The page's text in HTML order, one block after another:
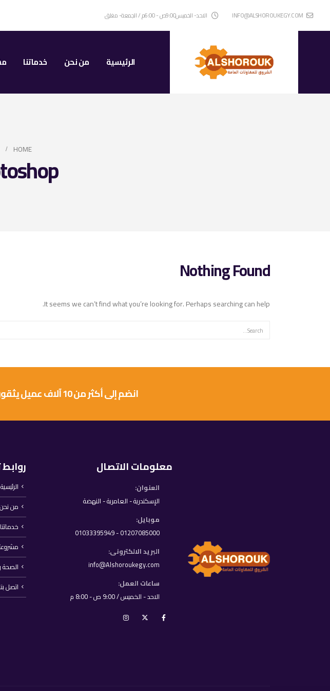
INFO@ALSHOROUKEGY.COM الاحد- الخميس9:00ص - 6:00م / الجمعة- مغلق
الرئيسية من نحن خدماتنا
HOME
Nothing Found
It seems we can’t find what you’re looking for. Perhaps searching can help.
انضم إلى أكثر من 10 آلاف عميل يثقون في شركة الشروق
معلومات الاتصال
العنوان:
الإسكندرية - العامرية - النهضة
موبايل:
01207085000 - 01033395949
البريد الالكترونى:
info@Alshoroukegy.com
ساعات العمل:
الاحد - الخميس / 9:00 ص - 8:00 م
الرئيسية
من نحن
خدماتنا
الصحة
اتصل بنا